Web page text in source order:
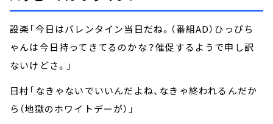
設楽「今日はバレンタイン当日だね。（番組AD）ひっぴち
ゃんは今日持ってきてるのかな？催促するようで申し訳
ないけどさ。」
日村「なきゃないでいいんだよね、なきゃ終われるんだか
ら（地獄のホワイトデーが）」